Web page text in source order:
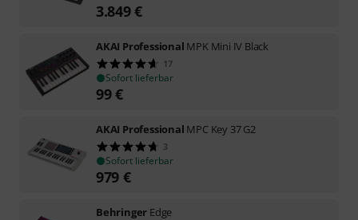
3.849€
AKAI Professional MPK Mini IV Black
17
Sofort lieferbar
99€
AKAI Professional MPC Key 37 G2
3
Sofort lieferbar
979 €
Behringer Edge